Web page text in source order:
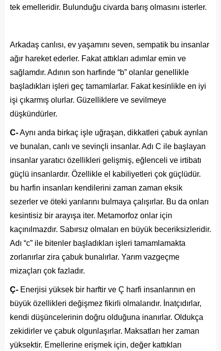
tek emelleridir. Bulunduğu civarda barış olmasını isterler.
Arkadaş canlısı, ev yaşamını seven, sempatik bu insanlar
ağır hareket ederler. Fakat attıkları adımlar emin ve
sağlamdır. Adının son harfinde “b” olanlar genellikle
başladıkları işleri geç tamamlarlar. Fakat kesinlikle en iyi
işi çıkarmış olurlar. Güzelliklere ve sevilmeye
düşkündürler.
C-Aynı anda birkaç işle uğraşan, dikkatleri çabuk ayrılan
ve bunalan, canlı ve sevinçli insanlar. Adı C ile başlayan
insanlar yaratıcı özellikleri gelişmiş, eğlenceli ve irtibatı
güçlü insanlardır. Özellikle el kabiliyetleri çok güçlüdür.
bu harfin insanları kendilerini zaman zaman eksik
sezerler ve öteki yarılarını bulmaya çalışırlar. Bu da onları
kesintisiz bir arayışa iter. Metamorfoz onlar için
kaçınılmazdır. Sabırsız olmaları en büyük beceriksizleridir.
Adı “c” ile bitenler başladıkları işleri tamamlamakta
zorlanırlar zira çabuk bunalırlar. Yarım vazgeçme
mizaçları çok fazladır.
Ç- Enerjisi yüksek bir harftir ve Ç harfi insanlarının en
büyük özellikleri değişmez fikirli olmalarıdır. İnatçıdırlar,
kendi düşüncelerinin doğru olduğuna inanırlar. Oldukça
zekidirler ve çabuk olgunlaşırlar. Maksatları her zaman
yüksektir. Emellerine erişmek için, değer kattıkları